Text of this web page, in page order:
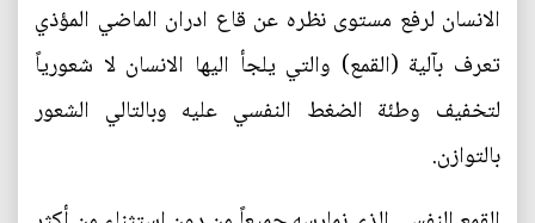
الانسان لرفع مستوى نظره عن قاع ادران الماضي المؤذي
تعرف بآلية (القمع) والتي يلجأ اليها الانسان لا شعورياً
لتخفيف وطئة الضغط النفسي عليه وبالتالي الشعور
بالتوازن.